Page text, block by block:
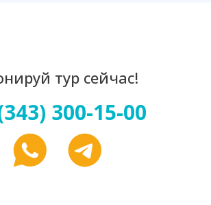
тур сейчас!
300-15-00